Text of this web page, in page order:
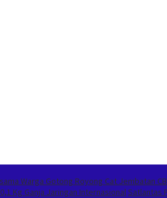
Warga Gotong Royong Cat Jembatan
Kg Ganja Jaringan InternasionalSatlantas